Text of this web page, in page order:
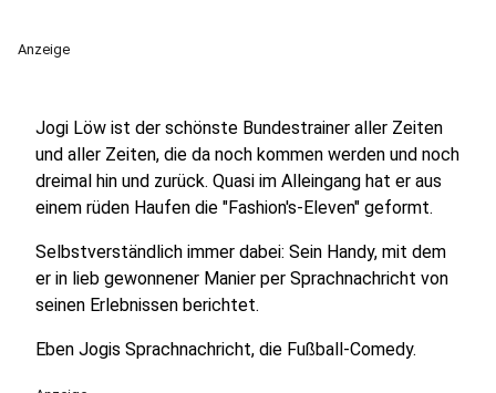
Anzeige
Jogi Löw ist der schönste Bundestrainer aller Zeiten
und aller Zeiten, die da noch kommen werden und noch
dreimal hin und zurück. Quasi im Alleingang hat er aus
einem rüden Haufen die "Fashion's-Eleven" geformt.
Selbstverständlich immer dabei: Sein Handy, mit dem
er in lieb gewonnener Manier per Sprachnachricht von
seinen Erlebnissen berichtet.
Eben Jogis Sprachnachricht, die Fußball-Comedy.